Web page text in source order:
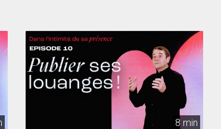
8 min